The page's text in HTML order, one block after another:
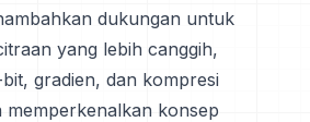
dukungan untuk
yang lebih canggih,
gradien, dan kompresi
memperkenalkan konsep